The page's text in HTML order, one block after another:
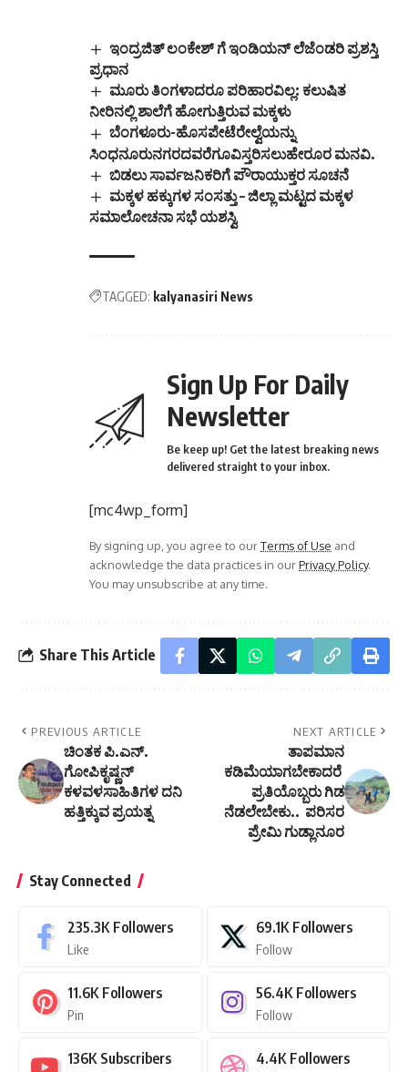
ವಾರ್ತೆ): 2026-27ನೇ
ಸಾಲಿನಲ್ಲಿ ಅಲ್ಪಸಂಖ್ಯಾತರ
ನಿರ್ದೇಶನಾಲಯದ
ವತಿಯಿಂದ ವಿವಿಧ ವೃತ್ತಿಪರ
ಕೋರ್ಸ್ಗಳ ಪ್ರವೇಶ
ಪರೀಕ್ಷೆಗಳಿಗೆ ನೀಡಲಾಗುವ
ಉಚಿತ ಪರೀಕ್ಷಾ ಪೂರ್ವ
ತರಬೇತಿಗೆ ಆನ್‌ಲೈನ್
ಮೂಲಕ ಅರ್ಜಿ ಸಲ್ಲಿಸುವ
ಅವಧಿಯನ್ನು ಏಪ್ರಿಲ್ 21
ರವರೆಗೆ
ಕಾರ್ಯನಿರ್ವಹಿಸುತ್ತಿರುವ…
ಇಂದ್ರಜಿತ್ ಲಂಕೇಶ್ ಗೆ ಇಂಡಿಯನ್ ಲೆಜೆಂಡರಿ ಪ್ರಶಸ್ತಿ
ಪ್ರಧಾನ
ಮೂರು ತಿಂಗಳಾದರೂ ಪರಿಹಾರವಿಲ್ಲ: ಕಲುಷಿತ
ನೀರಿನಲ್ಲಿ ಶಾಲೆಗೆ ಹೋಗುತ್ತಿರುವ ಮಕ್ಕಳು
ಬೆಂಗಳೂರು-ಹೊಸಪೇಟೆರೇಲ್ವೆಯನ್ನು
ಸಿಂಧನೂರುನಗರದವರೆಗೂವಿಸ್ತರಿಸಲುಹೇರೂರ ಮನವಿ.
ಬಿಡಲು ಸಾರ್ವಜನಿಕರಿಗೆ ಪೌರಾಯುಕ್ತರ ಸೂಚನೆ
ಮಕ್ಕಳ ಹಕ್ಕುಗಳ ಸಂಸತ್ತು – ಜಿಲ್ಲಾ ಮಟ್ಟದ ಮಕ್ಕಳ
ಸಮಾಲೋಚನಾ ಸಭೆ ಯಶಸ್ವಿ
TAGGED: kalyanasiri News
Sign Up For Daily
Newsletter
Be keep up! Get the latest breaking news
delivered straight to your inbox.
[mc4wp_form]
By signing up, you agree to ourTerms of Use and
acknowledge the data practices in ourPrivacy Policy.
You may unsubscribe at any time.
Share This Article
PREVIOUS ARTICLE
ಚಿಂತಕ ಪಿ.ಎನ್.
ಗೋಪಿಕೃಷ್ಣನ್
ಕಳವಳಸಾಹಿತಿಗಳ ದನಿ
ಹತ್ತಿಕ್ಕುವ ಪ್ರಯತ್ನ
NEXT ARTICLE
ತಾಪಮಾನ
ಕಡಿಮೆಯಾಗಬೇಕಾದರೆ
ಪ್ರತಿಯೊಬ್ಬರು ಗಿಡ
ನೆಡಲೇಬೇಕು.. ಪರಿಸರ
ಪ್ರೇಮಿ ಗುಡ್ಲಾನೂರ
Stay Connected
235.3K Followers
Like
69.1K Followers
Follow
11.6K Followers
Pin
56.4K Followers
Follow
136K Subscribers 4.4K Followers